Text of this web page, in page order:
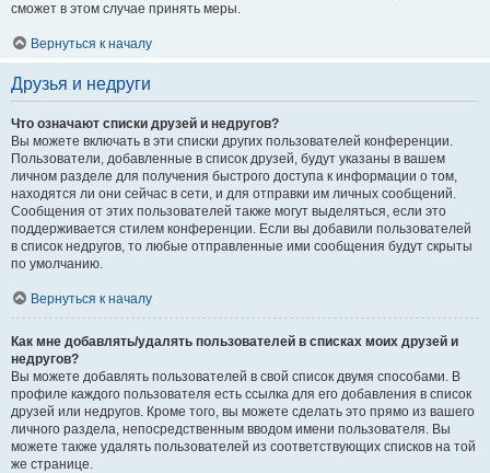
сможет в этом случае принять меры.
Вернуться к началу
Друзья и недруги
Что означают списки друзей и недругов?
Вы можете включать в эти списки других пользователей конференции.
Пользователи, добавленные в список друзей, будут указаны в вашем
личном разделе для получения быстрого доступа к информации о том,
находятся ли они сейчас в сети, и для отправки им личных сообщений.
Сообщения от этих пользователей также могут выделяться, если это
поддерживается стилем конференции. Если вы добавили пользователей
в список недругов, то любые отправленные ими сообщения будут скрыты
по умолчанию.
Вернуться к началу
Как мне добавлять/удалять пользователей в списках моих друзей и
недругов?
Вы можете добавлять пользователей в свой список двумя способами. В
профиле каждого пользователя есть ссылка для его добавления в список
друзей или недругов. Кроме того, вы можете сделать это прямо из вашего
личного раздела, непосредственным вводом имени пользователя. Вы
можете также удалять пользователей из соответствующих списков на той
же странице.